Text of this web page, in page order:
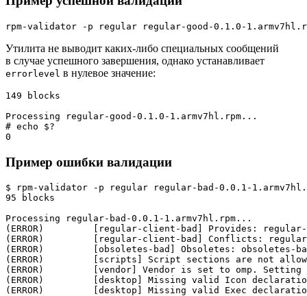
Утилита не выводит каких-либо специальных сообщений
в случае успешного завершения, однако устанавливает
errorlevel в нулевое значение:
149 blocks
# echo $?
Пример ошибки валидации
$
rpm-validator -p regular regular-bad-0.0.1-
95 blocks
Processing regular-bad-0.0.1-1.armv7hl.rpm...
(ERROR)		[regular-client-bad] Provides: regular-client-bad is not allowed in RPM
(ERROR)		[regular-client-bad] Conflicts: regular-client-bad is not allowed in RPM
(ERROR)		[obsoletes-bad] Obsoletes: obsoletes-bad is not allowed in RPM
(ERROR)		[scripts] Script sections are not allowed in RPM
(ERROR)		[vendor] Vendor is set to omp. Setting a vendor in RPM is not allowed
(ERROR)		[desktop] Missing valid Icon declaration inside, must be Icon=regular-bad
(ERROR)		[desktop] Missing valid Exec declaration inside